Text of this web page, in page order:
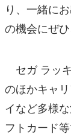
り、一緒に
の機会にぜ
セガ ラッ
のほかキャ
イなど多様
フトカード